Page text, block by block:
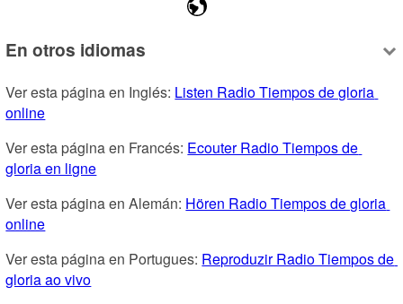
En otros idiomas
Ver esta página en Inglés: Listen Radio Tiempos de gloria
online
Ver esta página en Francés: Ecouter Radio Tiempos de
gloria en ligne
Ver esta página en Alemán: Hören Radio Tiempos de gloria
online
Ver esta página en Portugues: Reproduzir Radio Tiempos de
gloria ao vivo